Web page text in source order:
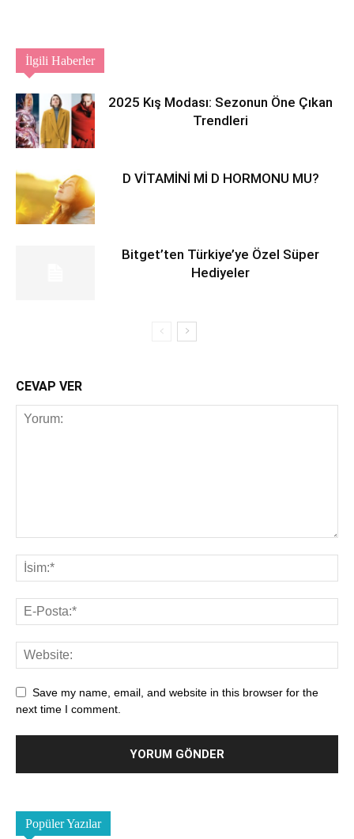
İlgili Haberler
2025 Kış Modası: Sezonun Öne Çıkan
Trendleri
D VİTAMİNİ Mİ D HORMONU MU?
Bitget’ten Türkiye’ye Özel Süper
Hediyeler
CEVAP VER
Save my name, email, and website in this browser for the
next time I comment.
Popüler Yazılar